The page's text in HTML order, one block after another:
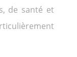
de santé et